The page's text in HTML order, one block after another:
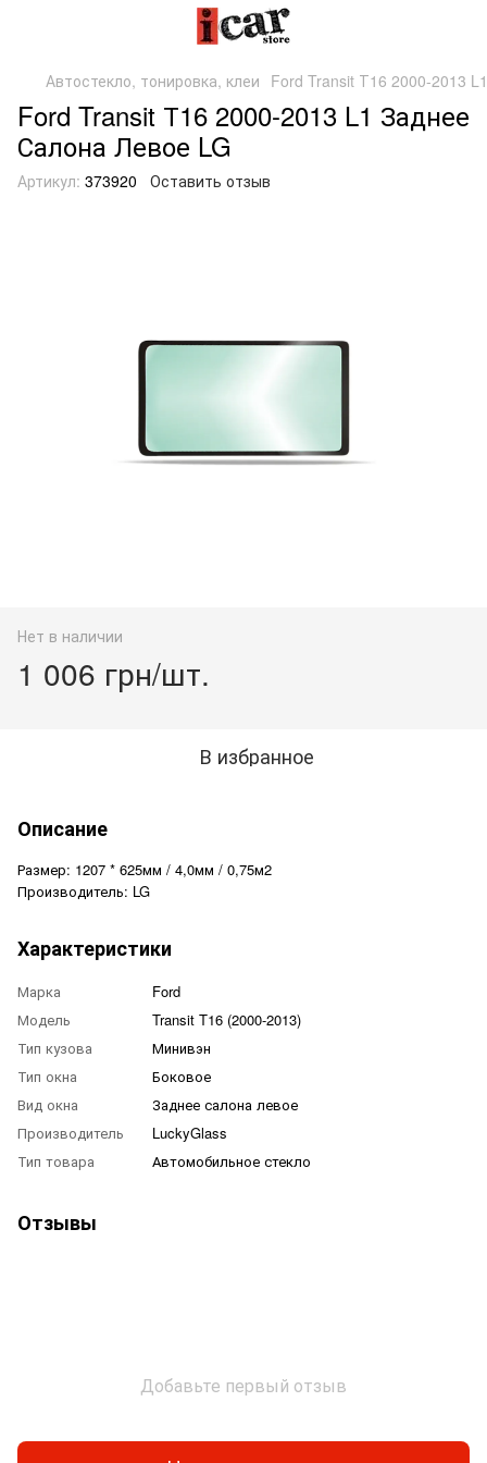
Автостекло, тонировка, клеи Ford Transit Т16 2000-2013
Ford Transit Т16 2000-2013 L1 Заднее
Салона Левое LG
Артикул: 373920 Оставить отзыв
Нет в наличии
1 006 грн/шт.
В избранное
Описание
Размер: 1207 * 625мм / 4,0мм / 0,75м2
Производитель: LG
Характеристики
Марка
Ford
Модель
Transit T16 (2000-2013)
Тип кузова
Минивэн
Тип окна
Боковое
Вид окна
Заднее салона левое
Производитель
LuckyGlass
Тип товара
Автомобильное стекло
Отзывы
Добавьте первый отзыв